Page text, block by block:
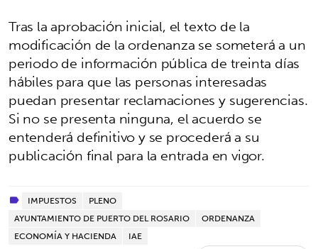
Tras la aprobación inicial, el texto de la
modificación de la ordenanza se someterá a un
periodo de información pública de treinta días
hábiles para que las personas interesadas
puedan presentar reclamaciones y sugerencias.
Si no se presenta ninguna, el acuerdo se
entenderá definitivo y se procederá a su
publicación final para la entrada en vigor.
IMPUESTOS
PLENO
AYUNTAMIENTO DE PUERTO DEL ROSARIO
ORDENANZA
ECONOMÍA Y HACIENDA
IAE